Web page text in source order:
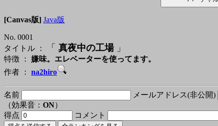
[Canvas版] Java版
No. 0001
タイトル ：
「 真夜中の工場」
特徴 ： 嫌味。エレベーターを使ってます。
作者 ： na2hiro
名前
メールアドレス(非公開)
（効果音： ON）
得点
コメント